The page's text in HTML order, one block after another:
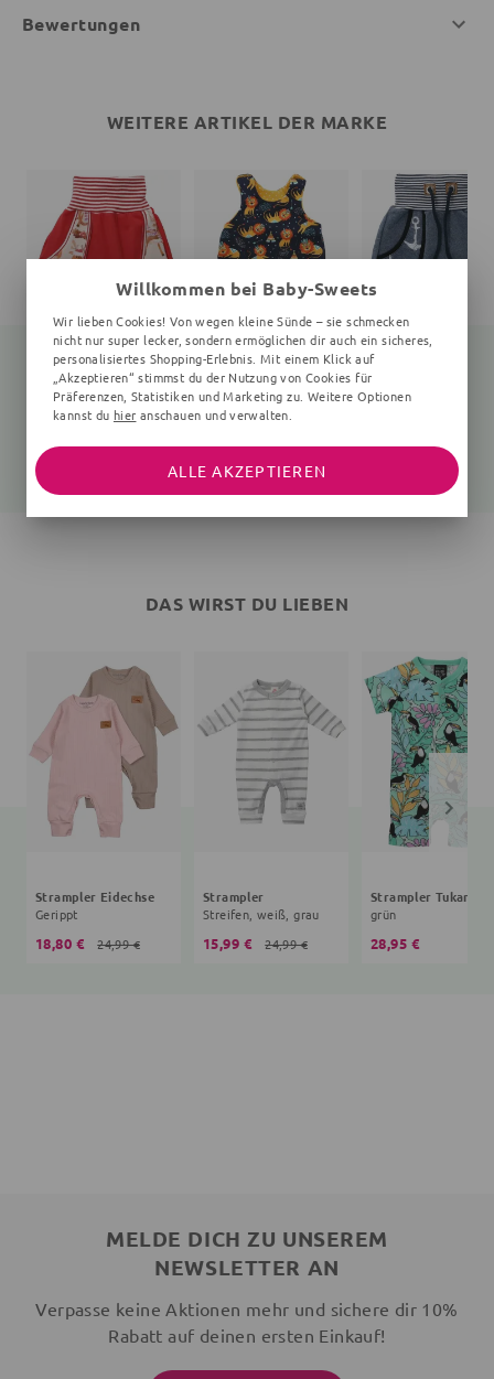
Bewertungen
WEITERE ARTIKEL DER MARKE
Hose Rentier
34,99 €
Strampler Löwe
34,99 €
DAS WIRST DU LIEBEN
Strampler Eidechse
Gerippt
18,80 € 24,99 €
Strampler
Streifen, weiß, grau
15,99 € 24,99 €
Strampler Tukan
grün
28,95 €
MELDE DICH ZU UNSEREM
NEWSLETTER AN
Verpasse keine Aktionen mehr und sichere dir 10%
Rabatt auf deinen ersten Einkauf!
Willkommen bei Baby-Sweets
Wir lieben Cookies! Von wegen kleine Sünde – sie schmecken
nicht nur super lecker, sondern ermöglichen dir auch ein sicheres,
personalisiertes Shopping-Erlebnis. Mit einem Klick auf
„Akzeptieren“ stimmst du der Nutzung von Cookies für
Präferenzen, Statistiken und Marketing zu. Weitere Optionen
kannst du hier anschauen und verwalten.
ALLE AKZEPTIEREN